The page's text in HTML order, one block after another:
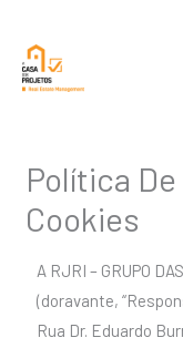
Política
Cookies
A RJRI – GRUPO
(doravante,
Rua Dr. Eduardo